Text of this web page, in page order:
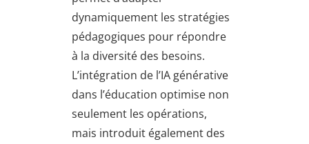
dynamiquement les stratégies
pédagogiques pour répondre
à la diversité des besoins.
L’intégration de l’IA générative
dans l’éducation optimise non
seulement les opérations,
mais introduit également des